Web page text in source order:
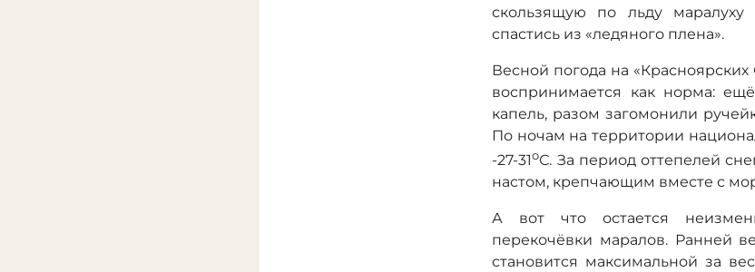
скользящую по льду
спастись из «ледяного плена».
Весной погода на «Красноярских
воспринимается как норма:
капель, разом загомонили
По ночам на территории
-27-31оС. За период оттепелей
настом, крепчающим вместе с
А вот что остается
перекочёвки маралов. Ранней
становится максимальной за